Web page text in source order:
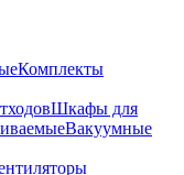
Комплекты
Шкафы для
Вакуумные